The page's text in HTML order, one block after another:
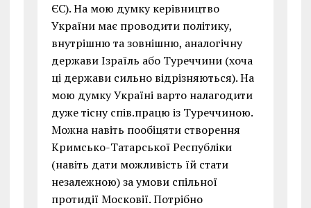
ЄС). На мою думку керівництво
України має проводити політику,
внутрішню та зовнішню, аналогічну
держави Ізраїль або Туреччини (хоча
ці держави сильно відрізняються). На
мою думку Україні варто налагодити
дуже тісну спів.працю із Туреччиною.
Можна навіть пообіцяти створення
Кримсько-Татарської Республіки
(навіть дати можливість їй стати
незалежною) за умови спільної
протидії Московії. Потрібно